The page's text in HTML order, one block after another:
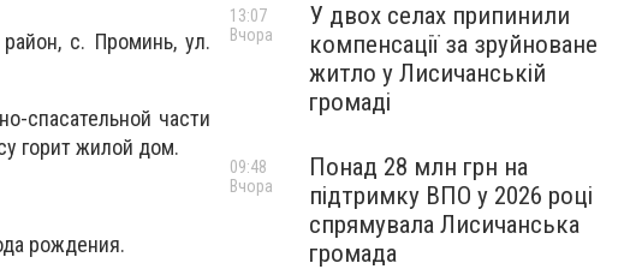
с. Проминь, ул.
спасательной части
горит жилой дом.
рождения.
У двох селах припинили
компенсації за зруйноване
житло у Лисичанській
громаді
13:07
Вчора
Понад 28 млн грн на
підтримку ВПО у 2026 році
спрямувала Лисичанська
громада
09:48
Вчора